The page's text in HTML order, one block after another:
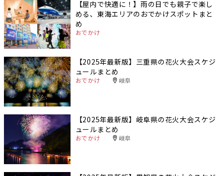
【屋内で快適に！】雨の日でも親子で楽し
める、東海エリアのおでかけスポットまと
め
おでかけ
【2025年最新版】三重県の花火大会スケジ
ュールまとめ
おでかけ 岐阜
【2025年最新版】岐阜県の花火大会スケジ
ュールまとめ
おでかけ 岐阜